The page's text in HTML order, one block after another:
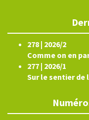
278 | 2026/2
Comme on en
277 | 2026/1
Sur le sentier de